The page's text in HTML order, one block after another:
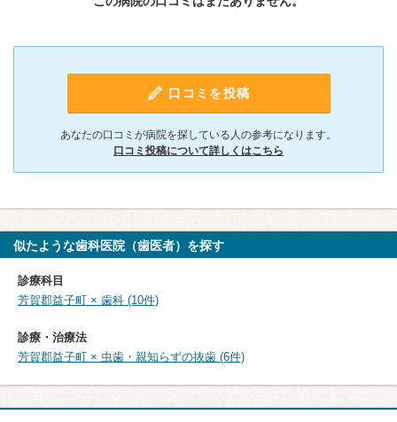
口コミを投稿
あなたの口コミが病院を探している人の参考になります。
口コミ投稿について詳しくはこちら
似たような歯科医院（歯医者）を探す
診療科目
芳賀郡益子町 × 歯科 (10件)
診療・治療法
芳賀郡益子町 × 虫歯・親知らずの抜歯 (6件)